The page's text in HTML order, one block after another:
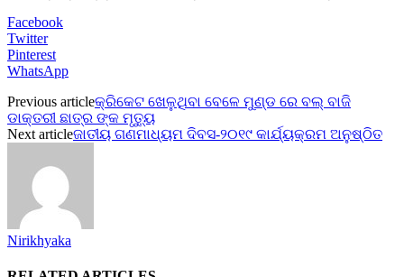
Facebook
Twitter
Pinterest
WhatsApp
Previous articleକ୍ରିକେଟ ଖେଳୁଥିବା ବେଳେ ମୁଣ୍ଡ ରେ ବଲ୍ ବାଜି
ଡାକ୍ତରୀ ଛାତ୍ର ଙ୍କ ମୃତ୍ୟୁ
Next articleଜାତୀୟ ଗଣମାଧ୍ୟମ ଦିବସ-୨୦୧୯ କାର୍ଯ୍ୟକ୍ରମ ଅନୁଷ୍ଠିତ
Nirikhyaka